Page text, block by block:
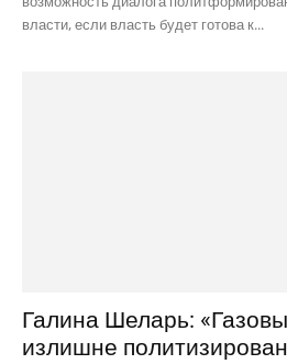
власти, если власть будет готова к...
Галина Шеларь:
излишне политизирован